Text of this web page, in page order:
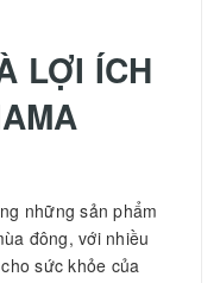
LỢI ÍCH
những sản phẩm
đông, với nhiều
sức khỏe của